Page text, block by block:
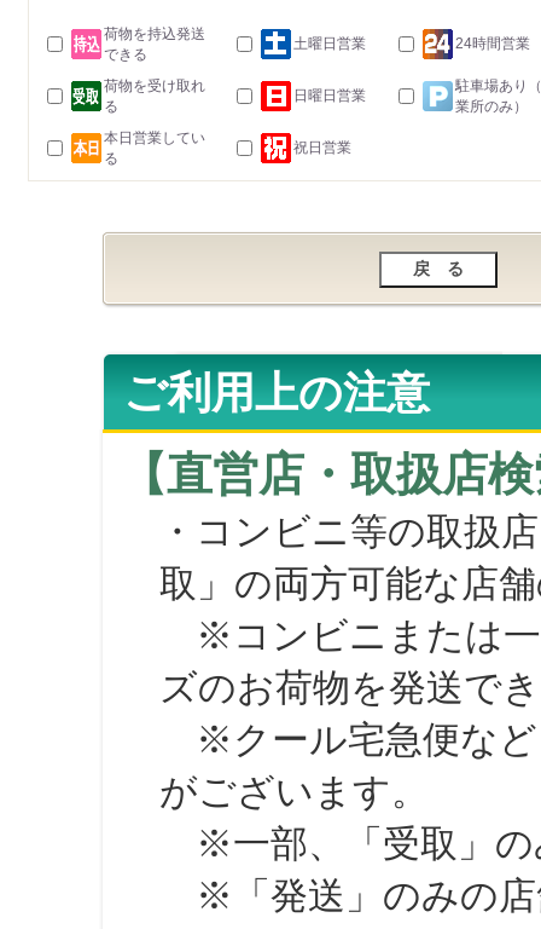
荷物を持込発送
できる
土曜日営業 24時間営業
荷物を受け取れ
る
日曜日営業
駐車場あり
業所のみ）
本日営業してい
る
祝日営業
ご利用上の注意
【直営店・取扱店
・コンビニ等の取扱
取」の両方可能な店
※コンビニまたは一
ズのお荷物を発送で
※クール宅急便など
がございます。
※一部、「受取」の
※「発送」のみの店